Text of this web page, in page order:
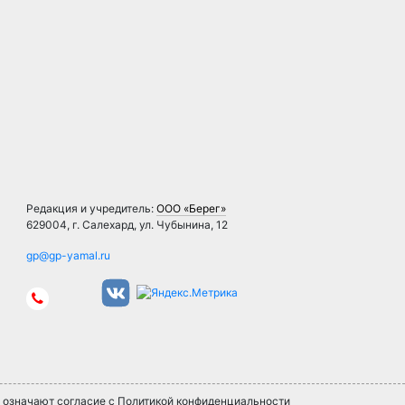
Редакция и учредитель: ООО «Берег»
629004, г. Салехард, ул. Чубынина, 12
согласие с Политикой конфиденциальности